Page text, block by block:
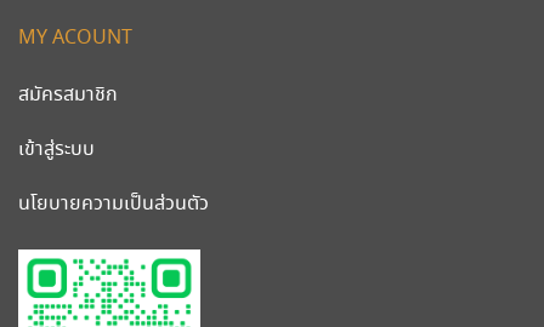
MY ACOUNT
สมัครสมาชิก
เข้าสู่ระบบ
นโยบายความเป็นส่วนตัว